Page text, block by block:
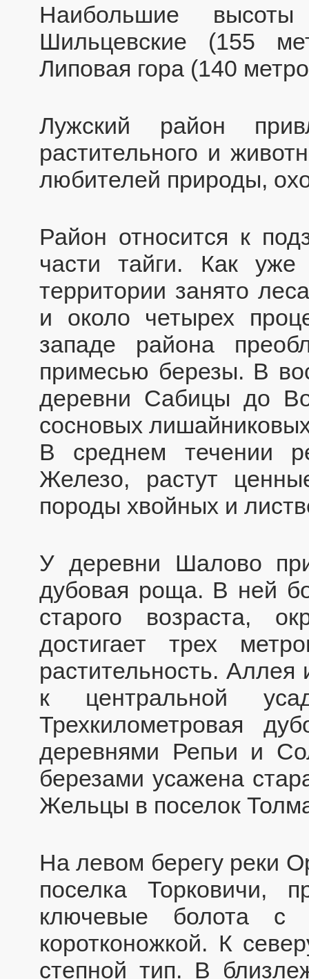
Наибольшие
Шильцевские (155
Липовая гора (140
Лужский район
растительного и
любителей природы,
Район относится к
части тайги. Как уже
территории занято
и около четырех
западе района
примесью березы. В
деревни Сабицы до
сосновых
В среднем течении
Железо, растут
породы хвойных и
У деревни Шалово
дубовая роща. В ней
старого возраста,
достигает трех
растительность. Аллея
к центральной
Трехкилометровая
деревнями Репьи и
березами усажена
Жельцы в поселок
На левом берегу реки
поселка Торковичи,
ключевые болота с
коротконожкой. К
степной тип. В